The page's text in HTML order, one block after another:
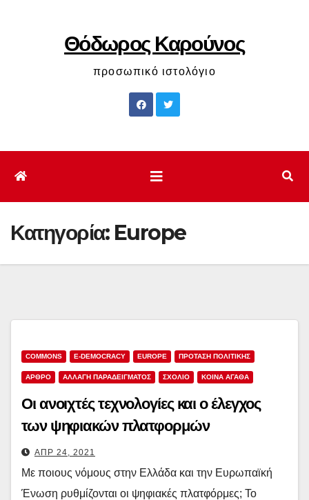
Θόδωρος Καρούνος
προσωπικό ιστολόγιο
Κατηγορία: Europe
COMMONS E-DEMOCRACY EUROPE ΠΡΟΤΑΣΗ ΠΟΛΙΤΙΚΗΣ
ΑΡΘΡΟ ΑΛΛΑΓΗ ΠΑΡΑΔΕΙΓΜΑΤΟΣ ΣΧΟΛΙΟ ΚΟΙΝΑ ΑΓΑΘΑ
Οι ανοιχτές τεχνολογίες και ο έλεγχος
των ψηφιακών πλατφορμών
ΑΠΡ 24, 2021
Με ποιους νόμους στην Ελλάδα και την Ευρωπαϊκή
Ένωση ρυθμίζονται οι ψηφιακές πλατφόρμες; Το